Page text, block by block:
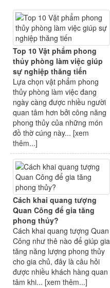
Top 10 Vật phẩm phong
thủy phòng làm việc giúp
sự nghiệp thăng tiến
Lựa chọn vật phẩm phong
thủy phòng làm việc đang
ngày càng được nhiều người
quan tâm hơn bởi công năng
phong thủy của những món
đồ thờ cúng này... [xem
thêm...]
Cách khai quang tượng
Quan Công để gia tăng
phong thủy?
Cách khai quang tượng Quan
Công như thê nào để giúp gia
tăng năng lượng phong thủy
cho gia chủ, đây là câu hỏi
được nhiều khách hàng quan
tâm khi... [xem thêm...]